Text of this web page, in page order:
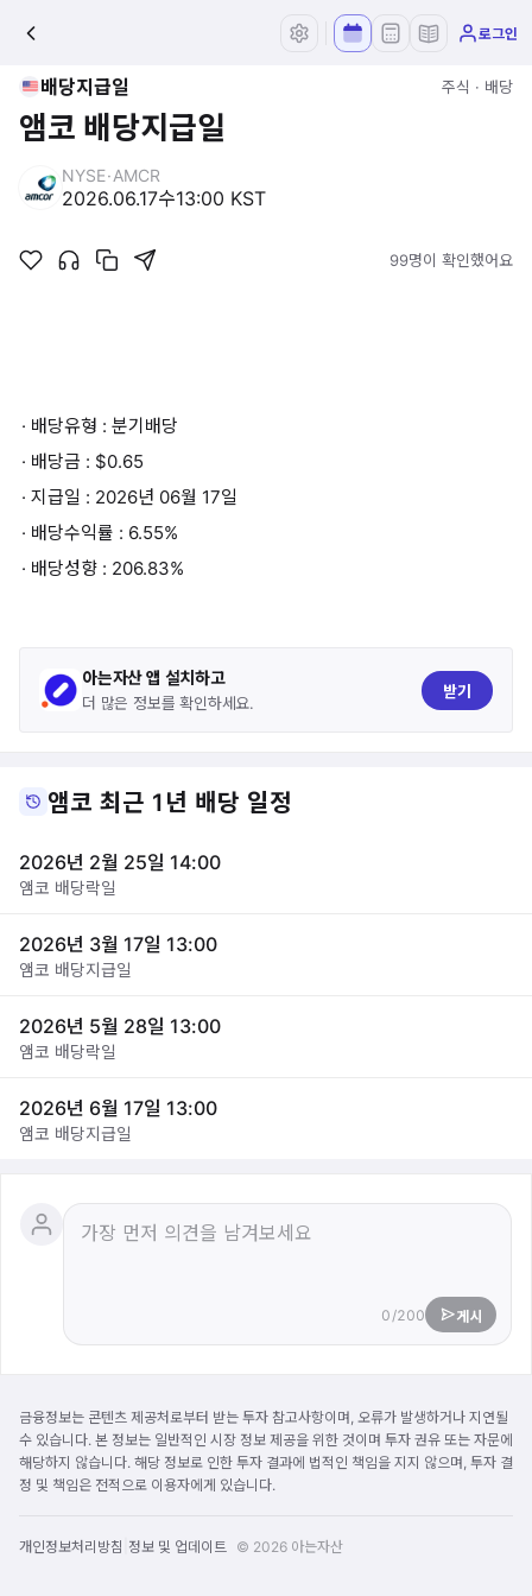
로그인
배당지급일 주식 · 배당
앰코 배당지급일
NYSE·AMCR
2026.06.17수13:00 KST
99명이 확인했어요
· 배당유형 : 분기배당
· 배당금 : $0.65
· 지급일 : 2026년 06월 17일
· 배당수익률 : 6.55%
· 배당성향 : 206.83%
아는자산 앱 설치하고
더 많은 정보를 확인하세요.
받기
앰코 최근 1년 배당 일정
2026년 2월 25일 14:00
앰코 배당락일
2026년 3월 17일 13:00
앰코 배당지급일
2026년 5월 28일 13:00
앰코 배당락일
2026년 6월 17일 13:00
앰코 배당지급일
0/200 게시
금융정보는 콘텐츠 제공처로부터 받는 투자 참고사항이며, 오류가 발생하거나 지연될
수 있습니다. 본 정보는 일반적인 시장 정보 제공을 위한 것이며 투자 권유 또는 자문에
해당하지 않습니다. 해당 정보로 인한 투자 결과에 법적인 책임을 지지 않으며, 투자 결
정 및 책임은 전적으로 이용자에게 있습니다.
개인정보처리방침 정보 및 업데이트 © 2026 아는자산